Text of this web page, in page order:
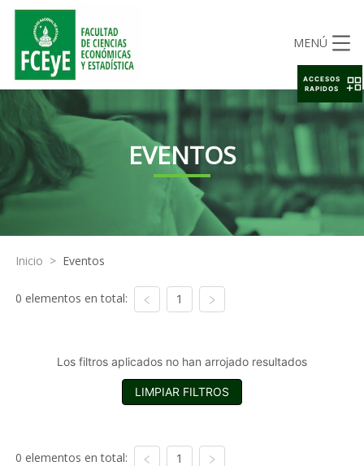
MENÚ
EVENTOS
Inicio > Eventos
0 elementos en total: 1
Los filtros aplicados no han arrojado resultados
LIMPIAR FILTROS
0 elementos en total: 1
ACCESOS
RAPIDOS